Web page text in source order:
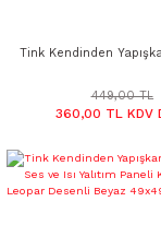
Tink Kendinden
Dekota Leopar Desenli
cm
449,00 TL
360,00 TL KDV